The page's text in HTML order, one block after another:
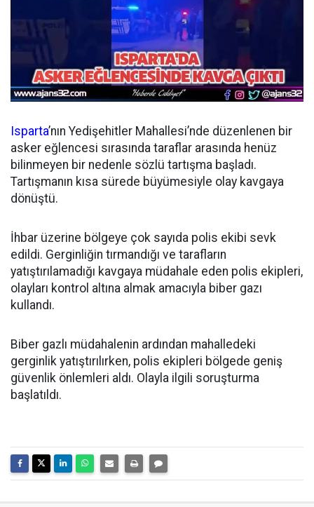
Isparta’nın Yedişehitler Mahallesi’nde düzenlenen bir
asker eğlencesi sırasında taraflar arasında henüz
bilinmeyen bir nedenle sözlü tartışma başladı.
Tartışmanın kısa sürede büyümesiyle olay kavgaya
dönüştü.
İhbar üzerine bölgeye çok sayıda polis ekibi sevk
edildi. Gerginliğin tırmandığı ve tarafların
yatıştırılamadığı kavgaya müdahale eden polis ekipleri,
olayları kontrol altına almak amacıyla biber gazı
kullandı.
Biber gazlı müdahalenin ardından mahalledeki
gerginlik yatıştırılırken, polis ekipleri bölgede geniş
güvenlik önlemleri aldı. Olayla ilgili soruşturma
başlatıldı.